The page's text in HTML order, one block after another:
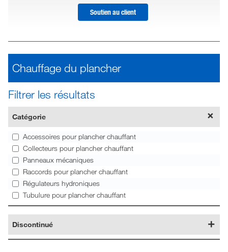
Soutien au client
Chauffage du plancher
Filtrer les résultats
Catégorie
Accessoires pour plancher chauffant
Collecteurs pour plancher chauffant
Panneaux mécaniques
Raccords pour plancher chauffant
Régulateurs hydroniques
Tubulure pour plancher chauffant
Discontinué